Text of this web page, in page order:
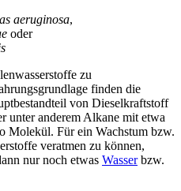
aeruginosa,
oder
zu
finden die
von Dieselkraftstoff
unter anderem Alkane mit etwa
Molekül. Für ein Wachstum bzw.
veratmen zu können,
nur noch etwas Wasserbzw.